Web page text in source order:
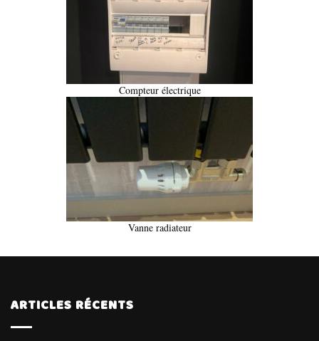
Compteur électrique
Vanne radiateur
ARTICLES RÉCENTS